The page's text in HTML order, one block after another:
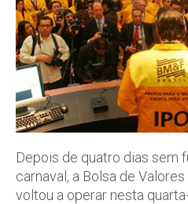
Depois de quatro dias sem
carnaval, a Bolsa de
voltou a operar nesta